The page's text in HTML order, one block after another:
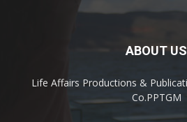
ABOUT US
Life Affairs Productions &
Co.PPTGM